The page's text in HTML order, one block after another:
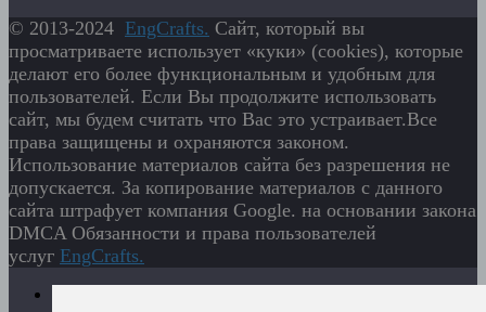
© 2013-2024 EngСrafts. Сайт, который вы
просматриваете использует «куки» (cookies), которые
делают его более функциональным и удобным для
пользователей. Если Вы продолжите использовать
сайт, мы будем считать что Вас это устраивает.Все
права защищены и охраняются законом.
Использование материалов сайта без разрешения не
допускается. За копирование материалов с данного
сайта штрафует компания Google. на основании закона
DMCA Обязанности и права пользователей
услуг EngСrafts.